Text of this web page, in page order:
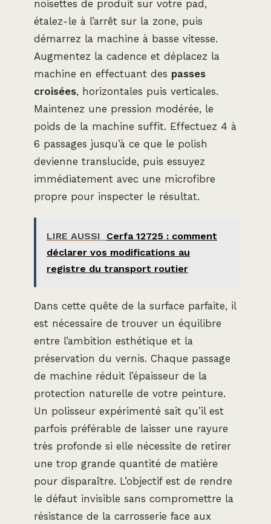
noisettes de produit sur votre pad,
étalez-le à l’arrêt sur la zone, puis
démarrez la machine à basse vitesse.
Augmentez la cadence et déplacez la
machine en effectuant des passes
croisées, horizontales puis verticales.
Maintenez une pression modérée, le
poids de la machine suffit. Effectuez 4 à
6 passages jusqu’à ce que le polish
devienne translucide, puis essuyez
immédiatement avec une microfibre
propre pour inspecter le résultat.
LIRE AUSSI
Cerfa 12725 : comment
déclarer vos modifications au
registre du transport routier
Dans cette quête de la surface parfaite, il
est nécessaire de trouver un équilibre
entre l’ambition esthétique et la
préservation du vernis. Chaque passage
de machine réduit l’épaisseur de la
protection naturelle de votre peinture.
Un polisseur expérimenté sait qu’il est
parfois préférable de laisser une rayure
très profonde si elle nécessite de retirer
une trop grande quantité de matière
pour disparaître. L’objectif est de rendre
le défaut invisible sans compromettre la
résistance de la carrosserie face aux